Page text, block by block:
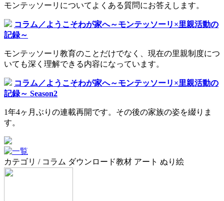
モンテッソーリについてよくある質問にお答えします。
コラム／ようこそわが家へ～モンテッソーリ×里親活動の
記録～
モンテッソーリ教育のことだけでなく、現在の里親制度につ
いても深く理解できる内容になっています。
コラム／ようこそわが家へ～モンテッソーリ×里親活動の
記録～ Season2
1年4ヶ月ぶりの連載再開です。その後の家族の姿を綴りま
す。
カテゴリ / コラム ダウンロード教材 アート ぬり絵